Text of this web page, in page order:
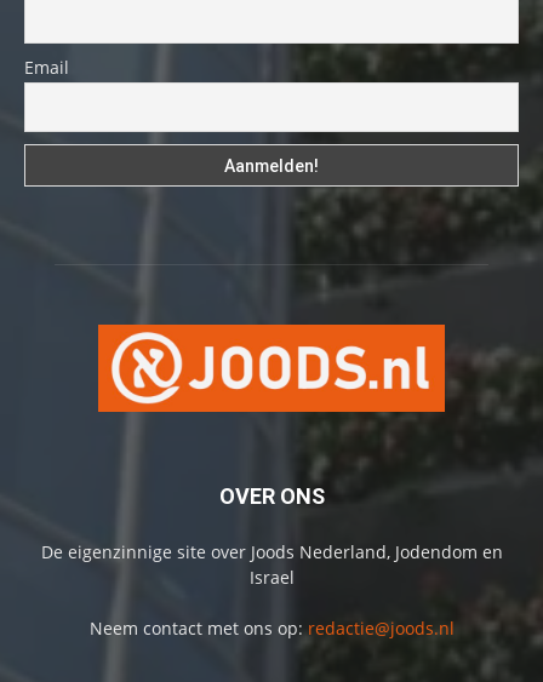
Email
OVER ONS
De eigenzinnige site over Joods Nederland, Jodendom en
Israel
Neem contact met ons op: redactie@joods.nl